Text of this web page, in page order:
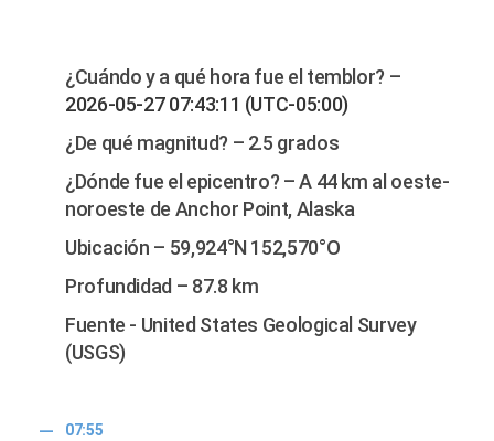
¿Cuándo y a qué hora fue el temblor? –
2026-05-27 07:43:11 (UTC-05:00)
¿De qué magnitud? – 2.5 grados
¿Dónde fue el epicentro? – A 44 km al oeste-
noroeste de Anchor Point, Alaska
Ubicación – 59,924°N 152,570°O
Profundidad – 87.8 km
Fuente - United States Geological Survey
(USGS)
07:55